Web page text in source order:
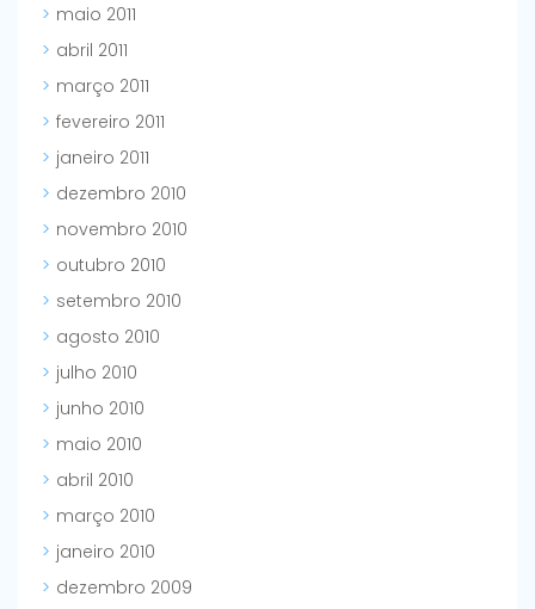
maio 2011
abril 2011
março 2011
fevereiro 2011
janeiro 2011
dezembro 2010
novembro 2010
outubro 2010
setembro 2010
agosto 2010
julho 2010
junho 2010
maio 2010
abril 2010
março 2010
janeiro 2010
dezembro 2009